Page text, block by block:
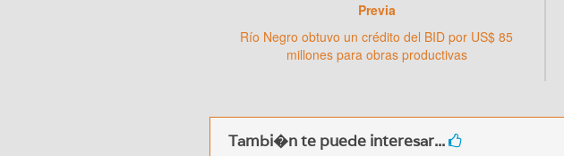
Previa
Río Negro obtuvo un crédito del BID por US$ 85
millones para obras productivas
Tambi�n te puede interesar...